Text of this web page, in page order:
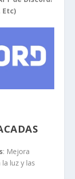
Etc)
: Mejora
luz y las